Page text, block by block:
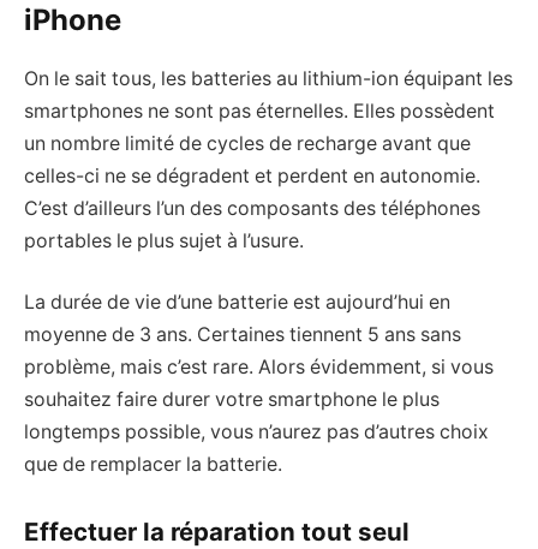
iPhone
On le sait tous, les batteries au lithium-ion équipant les
smartphones ne sont pas éternelles. Elles possèdent
un nombre limité de cycles de recharge avant que
celles-ci ne se dégradent et perdent en autonomie.
C’est d’ailleurs l’un des composants des téléphones
portables le plus sujet à l’usure.
La durée de vie d’une batterie est aujourd’hui en
moyenne de 3 ans. Certaines tiennent 5 ans sans
problème, mais c’est rare. Alors évidemment, si vous
souhaitez faire durer votre smartphone le plus
longtemps possible, vous n’aurez pas d’autres choix
que de remplacer la batterie.
Effectuer la réparation tout seul